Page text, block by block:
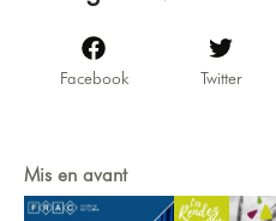
Facebook Twitter
Mis en avant